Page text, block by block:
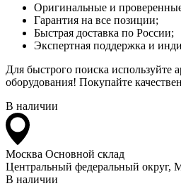
Оригинальные и
Гарантия на все позиции;
Быстрая доставка по России;
Экспертная поддержка и
Для быстрого поиска
оборудования! Покупайте
В наличии
Москва Основной склад
Центральный федеральный округ,
В наличии